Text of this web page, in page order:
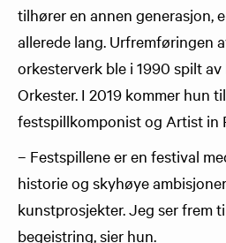
tilhører en annen generasjon,
allerede lang. Urfremføringen
orkesterverk ble i 1990 spilt
Orkester. I 2019 kommer hun
festspillkomponist og Artist in
– Festspillene er en festival
historie og skyhøye
kunstprosjekter. Jeg ser frem
begeistring, sier hun.